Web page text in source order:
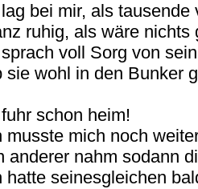
bei mir, als tausende
ruhig, als wäre nichts
voll Sorg von
sie wohl in den Bunker
schon heim!
musste mich noch
anderer nahm sodann
hatte seinesgleichen